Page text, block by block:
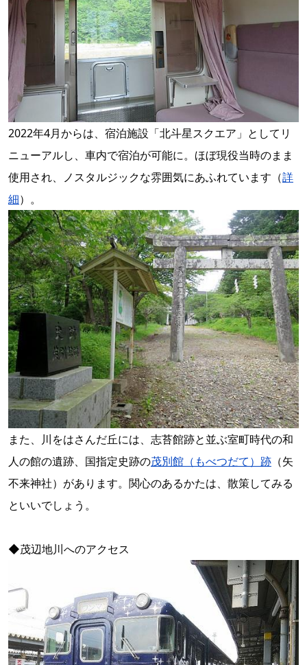
2022年4月からは、宿泊施設「北斗星スクエア」としてリ
ニューアルし、車内で宿泊が可能に。ほぼ現役当時のまま
使用され、ノスタルジックな雰囲気にあふれています（詳
細）。
また、川をはさんだ丘には、志苔館跡と並ぶ室町時代の和
人の館の遺跡、国指定史跡の茂別館（もべつだて）跡 （矢
不来神社）があります。関心のあるかたは、散策してみる
といいでしょう。
◆茂辺地川へのアクセス